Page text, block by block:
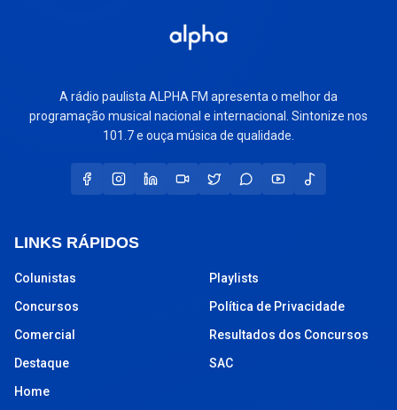
A rádio paulista ALPHA FM apresenta o melhor da
programação musical nacional e internacional. Sintonize nos
101.7 e ouça música de qualidade.
LINKS RÁPIDOS
Colunistas
Concursos
Comercial
Destaque
Home
Playlists
Política de Privacidade
Resultados dos Concursos
SAC